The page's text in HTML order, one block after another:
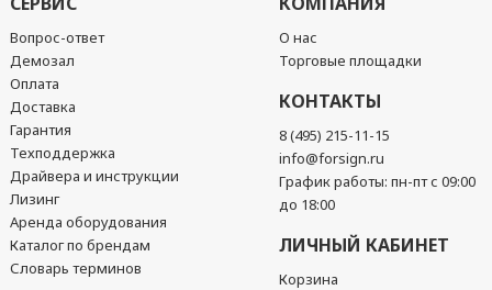
Вопрос-ответ
Демозал
Оплата
Доставка
Гарантия
Техподдержка
Драйвера и инструкции
Лизинг
Аренда оборудования
Каталог по брендам
Словарь терминов
О нас
Торговые площадки
КОНТАКТЫ
8 (495) 215-11-15
info@forsign.ru
График работы: пн-пт с 09:00
до 18:00
ЛИЧНЫЙ КАБИНЕТ
Корзина